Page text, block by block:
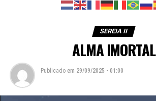
SEREIA II
ALMA IMORTAL
Publicado em 29/09/2025 - 01:00